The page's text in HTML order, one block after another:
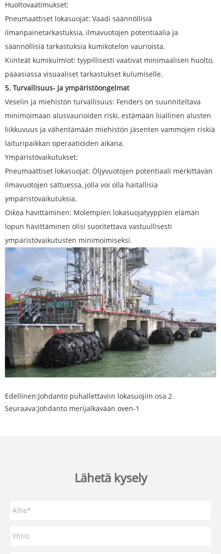
Huoltovaatimukset:
Pneumaattiset lokasuojat: Vaadi säännöllisiä
ilmanpainetarkastuksia, ilmavuotojen potentiaalia ja
säännöllisiä tarkastuksia kumikotelon vaurioista.
Kiinteät kumikulmiot: tyypillisesti vaativat minimaalisen huolto,
pääasiassa visuaaliset tarkastukset kulumiselle.
5. Turvallisuus- ja ympäristöongelmat
Veselin ja miehistön turvallisuus: Fenders on suunniteltava
minimoimaan alusvaurioiden riski, estämään liiallinen alusten
liikkuvuus ja vähentämään miehistön jäsenten vammojen riskiä
laituripaikkan operaatioiden aikana.
Ympäristövaikutukset:
Pneumaattiset lokasuojat: Öljyvuotojen potentiaali merkittävän
ilmavuotojen sattuessa, jolla voi olla haitallisia
ympäristövaikutuksia.
Oikea hävittäminen: Molempien lokasuojatyyppien elämän
lopun hävittäminen olisi suoritettava vastuullisesti
ympäristövaikutusten minimoimiseksi.
Edellinen:Johdanto puhallettaviin lokasuojiin osa 2
Seuraava:Johdanto merijalkavään oven-1
Lähetä kysely